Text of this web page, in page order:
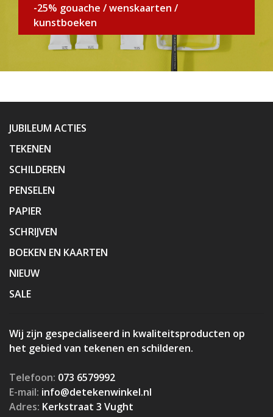
-25% gouache / wenskaarten /
kunstboeken
JUBILEUM ACTIES
TEKENEN
SCHILDEREN
PENSELEN
PAPIER
SCHRIJVEN
BOEKEN EN KAARTEN
NIEUW
SALE
Wij zijn gespecialiseerd in kwaliteitsproducten op
het gebied van tekenen en schilderen.
Telefoon: 073 6579992
E-mail: info@detekenwinkel.nl
Adres: Kerkstraat 3 Vught